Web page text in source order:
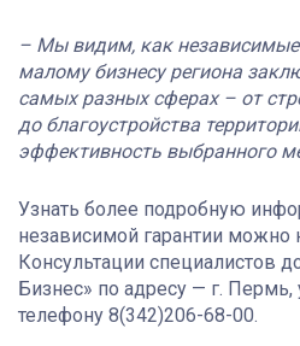
– Мы видим, как
малому бизнесу региона
самых разных сферах – от
до благоустройства
эффективность выбранного
Узнать более подробную
независимой гарантии можно
Консультации специалистов
Бизнес» по адресу — г. Пермь,
телефону 8(342)206-68-00.